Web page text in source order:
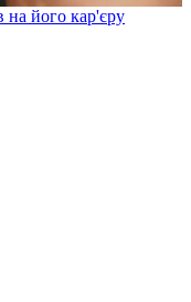
на його кар'єру